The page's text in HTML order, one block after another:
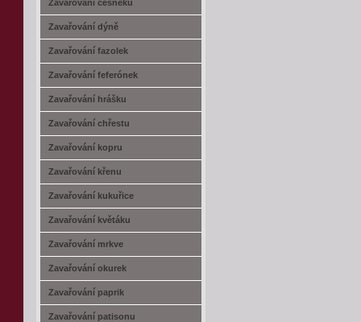
Zavařování česneku
Zavařování dýně
Zavařování fazolek
Zavařování feferónek
Zavařování hrášku
Zavařování chřestu
Zavařování kopru
Zavařování křenu
Zavařování kukuřice
Zavařování květáku
Zavařování mrkve
Zavařování okurek
Zavařování paprik
Zavařování patisonu